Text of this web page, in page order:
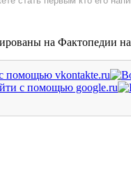
на Фактопедии